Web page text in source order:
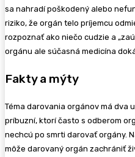
sa nahradí poškodený alebo
riziko, že orgán telo príjemcu
rozpoznať ako niečo cudzie a
orgánu ale súčasná medicína
Fakty a mýty
Téma darovania orgánov má dva
príbuzní, ktorí často s odberom
nechcú po smrti darovať orgány.
môže darovaný orgán zachrániť